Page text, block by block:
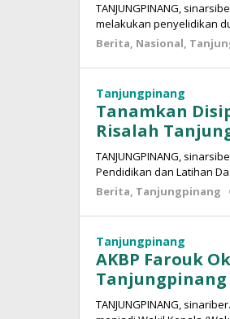
TANJUNGPINANG,
melakukan penyelidikan
Berita, Nasional,
Tanjungpinang
Tanamkan
Risalah
TANJUNGPINANG,
Pendidikan dan Latihan
Berita, Tanjungpinang
Tanjungpinang
AKBP Farouk
Tanjungpinang
TANJUNGPINANG,